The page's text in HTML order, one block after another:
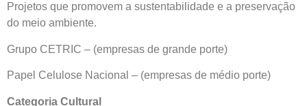
Projetos que promovem a sustentabilidade e a preservação
do meio ambiente.
Grupo CETRIC – (empresas de grande porte)
Papel Celulose Nacional – (empresas de médio porte)
Categoria Cultural